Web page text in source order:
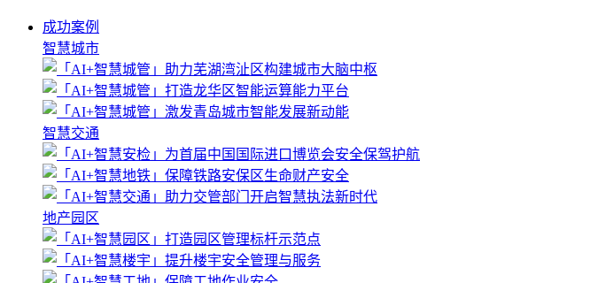
成功案例
智慧城市
智慧交通
地产园区